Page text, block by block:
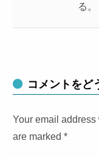
る。
コメントをど
Your email
are marked*